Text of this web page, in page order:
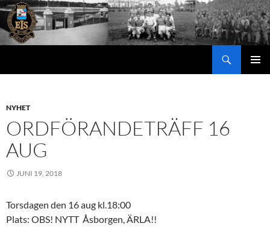
Hoppa
till
innehåll
NYHET
ORDFÖRANDETRÄFF 16
AUG
JUNI 19, 2018
Torsdagen den 16 aug kl.18:00
Plats: OBS! NYTT Åsborgen, ÄRLA!!